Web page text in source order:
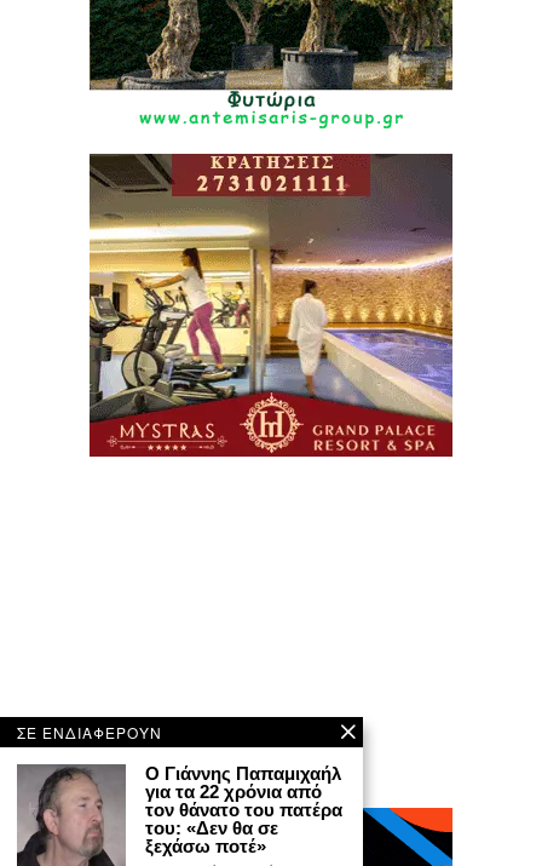
ΣΕ ΕΝΔΙΑΦΕΡΟΥΝ
Ο Γιάννης Παπαμιχαήλ
για τα 22 χρόνια από
τον θάνατο του πατέρα
του: «Δεν θα σε
ξεχάσω ποτέ»